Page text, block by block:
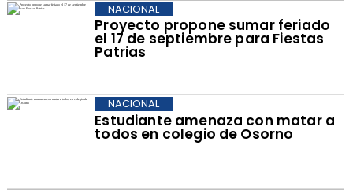
Proyecto propone sumar feriado
el 17 de septiembre para Fiestas
Patrias
NACIONAL
Estudiante amenaza con matar a
todos en colegio de Osorno
NACIONAL